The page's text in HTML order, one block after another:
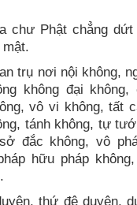
chư Phật chẳng
mật.
trụ nơi nội không,
không đại không,
vô vi không, tất
tánh không, tự
đắc không, vô
hữu pháp
thứ đệ duyên,